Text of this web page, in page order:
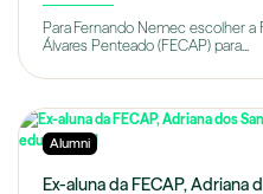
Para Fernando Nemec escolher
Álvares Penteado (FECAP) para...
Alumni
Ex-aluna da FECAP, Adriana